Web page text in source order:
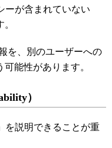
ーが含まれていない
を、別のユーザーへの
能性があります。
）
を説明できることが重